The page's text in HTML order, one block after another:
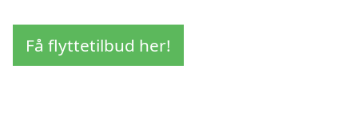
Få flyttetilbud her!